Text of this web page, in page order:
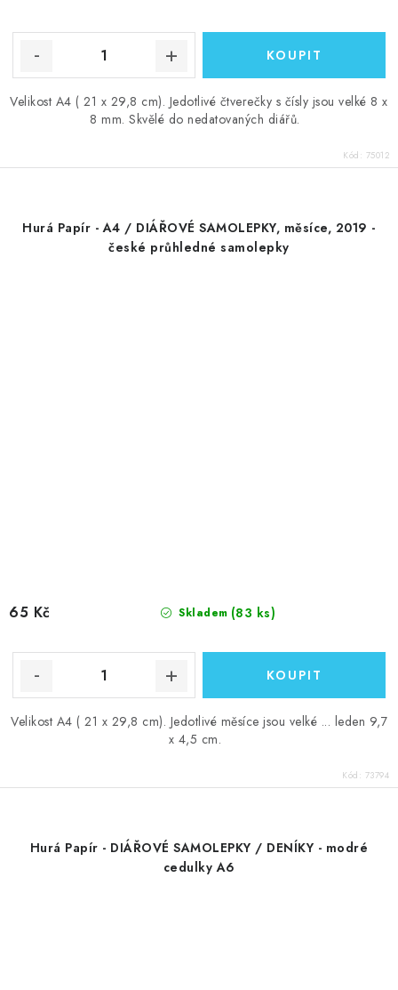
Velikost A4 ( 21 x 29,8 cm). Jedotlivé čtverečky s čísly jsou velké 8 x
8 mm. Skvělé do nedatovaných diářů.
Kód: 75012
Hurá Papír - A4 / DIÁŘOVÉ SAMOLEPKY, měsíce, 2019 -
české průhledné samolepky
Skladem (83 ks)
65 Kč
Velikost A4 ( 21 x 29,8 cm). Jedotlivé měsíce jsou velké ... leden 9,7
x 4,5 cm.
Kód: 73794
Hurá Papír - DIÁŘOVÉ SAMOLEPKY / DENÍKY - modré
cedulky A6